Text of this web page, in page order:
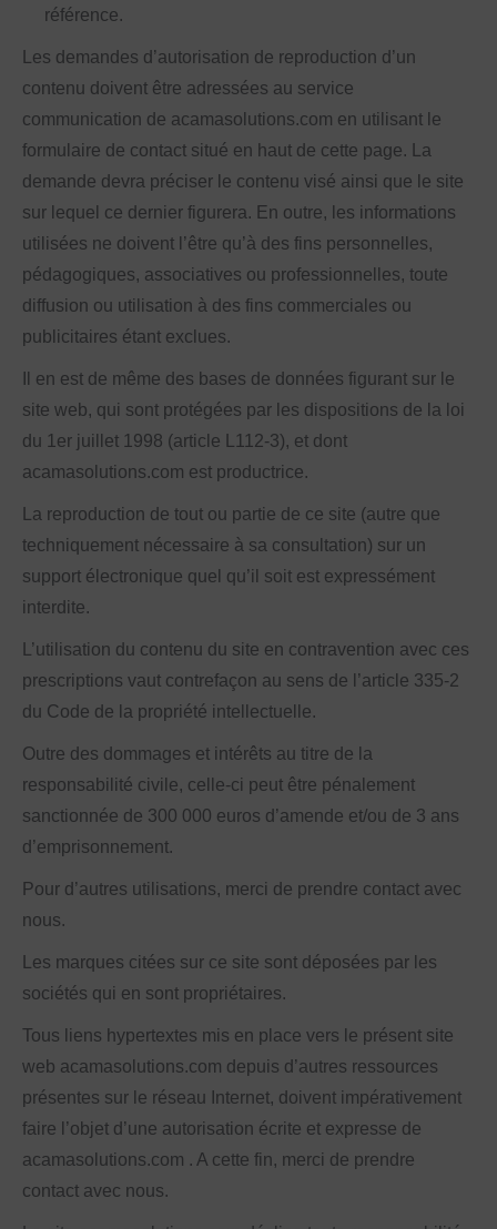
référence.
Les demandes d’autorisation de reproduction d’un
contenu doivent être adressées au service
communication de acamasolutions.com en utilisant le
formulaire de contact situé en haut de cette page. La
demande devra préciser le contenu visé ainsi que le site
sur lequel ce dernier figurera. En outre, les informations
utilisées ne doivent l’être qu’à des fins personnelles,
pédagogiques, associatives ou professionnelles, toute
diffusion ou utilisation à des fins commerciales ou
publicitaires étant exclues.
Il en est de même des bases de données figurant sur le
site web, qui sont protégées par les dispositions de la loi
du 1er juillet 1998 (article L112-3), et dont
acamasolutions.com est productrice.
La reproduction de tout ou partie de ce site (autre que
techniquement nécessaire à sa consultation) sur un
support électronique quel qu’il soit est expressément
interdite.
L’utilisation du contenu du site en contravention avec ces
prescriptions vaut contrefaçon au sens de l’article 335-2
du Code de la propriété intellectuelle.
Outre des dommages et intérêts au titre de la
responsabilité civile, celle-ci peut être pénalement
sanctionnée de 300 000 euros d’amende et/ou de 3 ans
d’emprisonnement.
Pour d’autres utilisations, merci de prendre contact avec
nous.
Les marques citées sur ce site sont déposées par les
sociétés qui en sont propriétaires.
Tous liens hypertextes mis en place vers le présent site
web acamasolutions.com depuis d’autres ressources
présentes sur le réseau Internet, doivent impérativement
faire l’objet d’une autorisation écrite et expresse de
acamasolutions.com . A cette fin, merci de prendre
contact avec nous.